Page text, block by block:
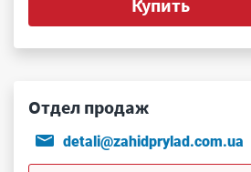
Купить
Отдел продаж
detali@zahidprylad.com.ua